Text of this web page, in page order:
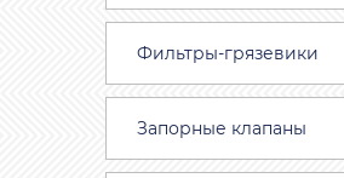
Фильтры-грязевики
Запорные клапаны